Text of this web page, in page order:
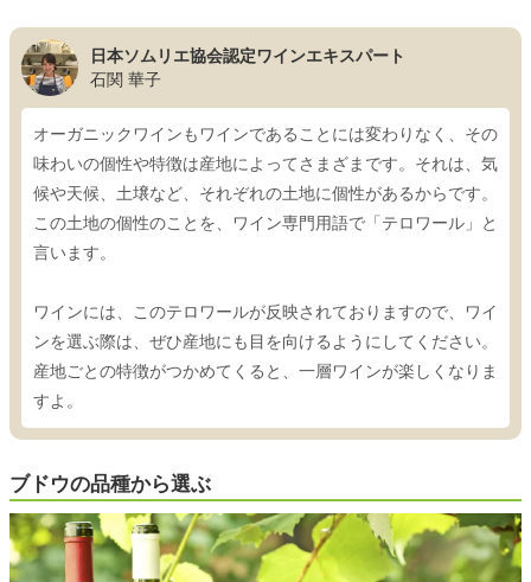
日本ソムリエ協会認定ワインエキスパート
石関 華子
オーガニックワインもワインであることには変わりなく、その
味わいの個性や特徴は産地によってさまざまです。それは、気
候や天候、土壌など、それぞれの土地に個性があるからです。
この土地の個性のことを、ワイン専門用語で「テロワール」と
言います。
ワインには、このテロワールが反映されておりますので、ワイ
ンを選ぶ際は、ぜひ産地にも目を向けるようにしてください。
産地ごとの特徴がつかめてくると、一層ワインが楽しくなりま
すよ。
ブドウの品種から選ぶ